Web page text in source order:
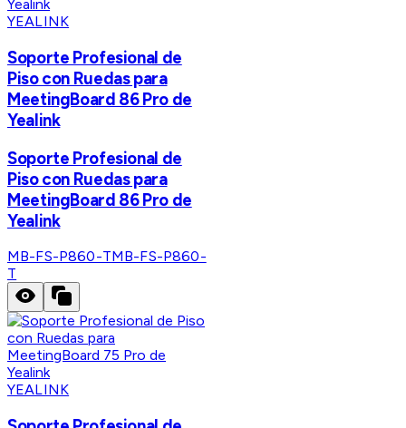
YEALINK
Soporte Profesional de
Piso con Ruedas para
MeetingBoard 86 Pro de
Yealink
Soporte Profesional de
Piso con Ruedas para
MeetingBoard 86 Pro de
Yealink
MB-FS-P860-TMB-FS-P860-
T
YEALINK